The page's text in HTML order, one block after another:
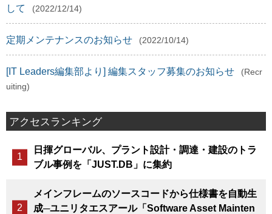
して
(2022/12/14)
定期メンテナンスのお知らせ (2022/10/14)
[IT Leaders編集部より] 編集スタッフ募集のお知らせ
(Recr
uiting)
アクセスランキング
日揮グローバル、プラント設計・調達・建設のトラ
ブル事例を「JUST.DB」に集約
メインフレームのソースコードから仕様書を自動生
成─ユニリタエスアール「Software Asset Mainten